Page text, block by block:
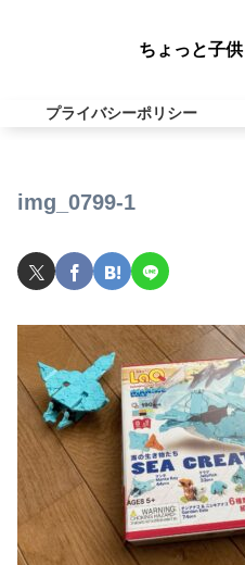
ちょっと子
プライバシーポリシー
img_0799-1